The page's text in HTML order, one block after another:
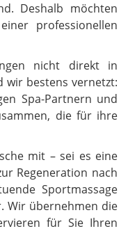
Deshalb möchten
professionellen
nicht direkt in
wir bestens vernetzt:
Spa-Partnern und
die für ihre
mit – sei es eine
Regeneration nach
Sportmassage
Wir übernehmen die
für Sie Ihren